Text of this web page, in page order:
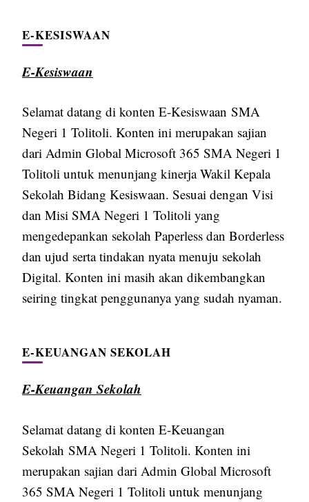
E-KESISWAAN
E-Kesiswaan
Selamat datang di konten E-Kesiswaan SMA
Negeri 1 Tolitoli. Konten ini merupakan sajian
dari Admin Global Microsoft 365 SMA Negeri 1
Tolitoli untuk menunjang kinerja Wakil Kepala
Sekolah Bidang Kesiswaan. Sesuai dengan Visi
dan Misi SMA Negeri 1 Tolitoli yang
mengedepankan sekolah Paperless dan Borderless
dan ujud serta tindakan nyata menuju sekolah
Digital. Konten ini masih akan dikembangkan
seiring tingkat penggunanya yang sudah nyaman.
E-KEUANGAN SEKOLAH
E-Keuangan Sekolah
Selamat datang di konten E-Keuangan
Sekolah SMA Negeri 1 Tolitoli. Konten ini
merupakan sajian dari Admin Global Microsoft
365 SMA Negeri 1 Tolitoli untuk menunjang